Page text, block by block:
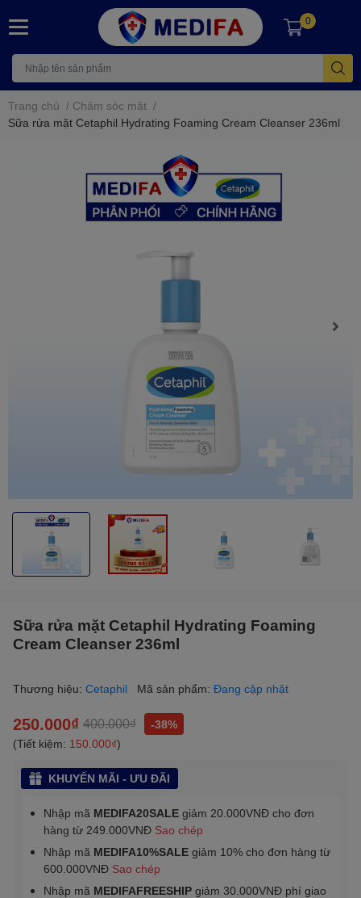
0
Trang chủ / Chăm sóc mặt /
Sữa rửa mặt Cetaphil Hydrating Foaming Cream Cleanser 236ml
Sữa rửa mặt Cetaphil Hydrating Foaming
Cream Cleanser 236ml
Thương hiệu: Cetaphil Mã sản phẩm: Đang cập nhật
250.000₫ 400.000₫
-38%
(Tiết kiệm: 150.000₫)
KHUYẾN MÃI - ƯU ĐÃI
Nhập mã MEDIFA20SALE giảm 20.000VNĐ cho đơn
hàng từ 249.000VNĐ Sao chép
Nhập mã MEDIFA10%SALE giảm 10% cho đơn hàng từ
600.000VNĐ Sao chép
Nhập mã MEDIFAFREESHIP giảm 30.000VNĐ phí giao